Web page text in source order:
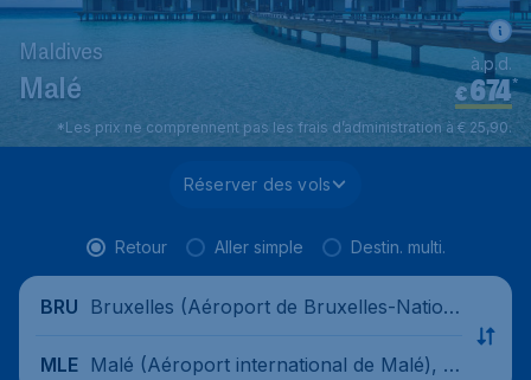
Maldives
Malé €674*
à.p.d.
*Les prix ne comprennent pas les frais d’administration à € 25,90.
Réserver des vols
Retour Aller simple Destin. multi.
BRU Bruxelles (Aéroport de Bruxelles-Nation
MLE Malé (Aéroport international de Malé), M